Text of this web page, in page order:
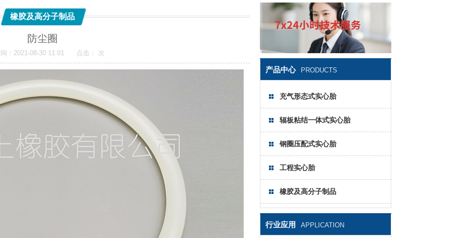
橡胶及高分子制品
防尘圈
间：2021-08-30 11:01 点击： 次
产品中心 PRODUCTS
充气形态式实心胎
辐板粘结一体式实心胎
钢圈压配式实心胎
工程实心胎
橡胶及高分子制品
行业应用 APPLICATION